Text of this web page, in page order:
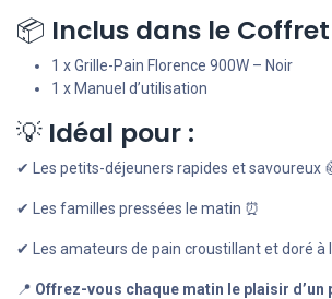
📦 Inclus dans le Coffret
1 x Grille-Pain Florence 900W – Noir
1 x Manuel d’utilisation
💡 Idéal pour :
✔ Les petits-déjeuners rapides et savoureux
✔ Les familles pressées le matin ⏰
✔ Les amateurs de pain croustillant et doré à
📍 Offrez-vous chaque matin le plaisir